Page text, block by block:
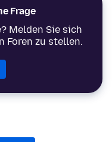
Frage
Melden Sie sich
Foren zu stellen.